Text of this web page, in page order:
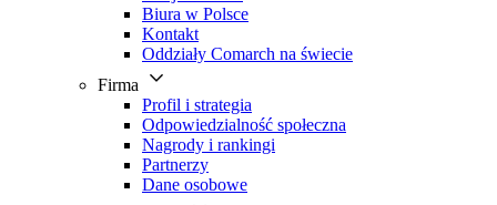
Biura w Polsce
Kontakt
Oddziały Comarch na świecie
Firma
Profil i strategia
Odpowiedzialność społeczna
Nagrody i rankingi
Partnerzy
Dane osobowe